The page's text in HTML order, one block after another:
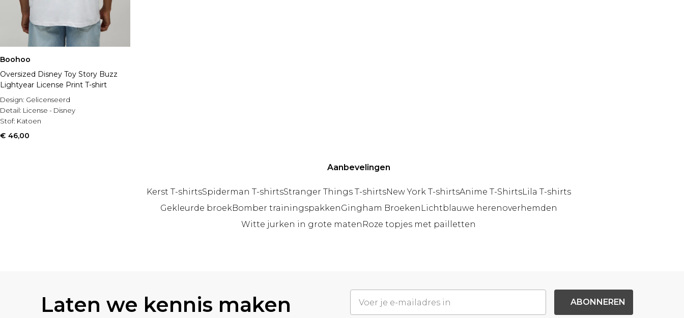
Boohoo
Oversized Disney Toy Story Buzz
Lightyear License Print T-shirt
Design: Gelicenseerd
Detail: License - Disney
Stof: Katoen
€ 46,00
Aanbevelingen
Kerst T-shirtsSpiderman T-shirtsStranger Things T-shirtsNew York T-shirtsAnime T-ShirtsLila T-shirts
Gekleurde broekBomber trainingspakkenGingham Broeken Lichtblauwe herenoverhemden
Witte jurken in grote maten Roze topjes met pailletten
Laten we kennis maken ABONNEREN